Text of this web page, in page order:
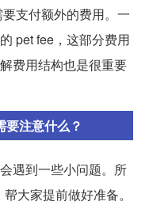
支付额外的费用。一
pet fee，这部分费用
费用结构也是很重要
注意什么？
遇到一些小问题。所
大家提前做好准备。